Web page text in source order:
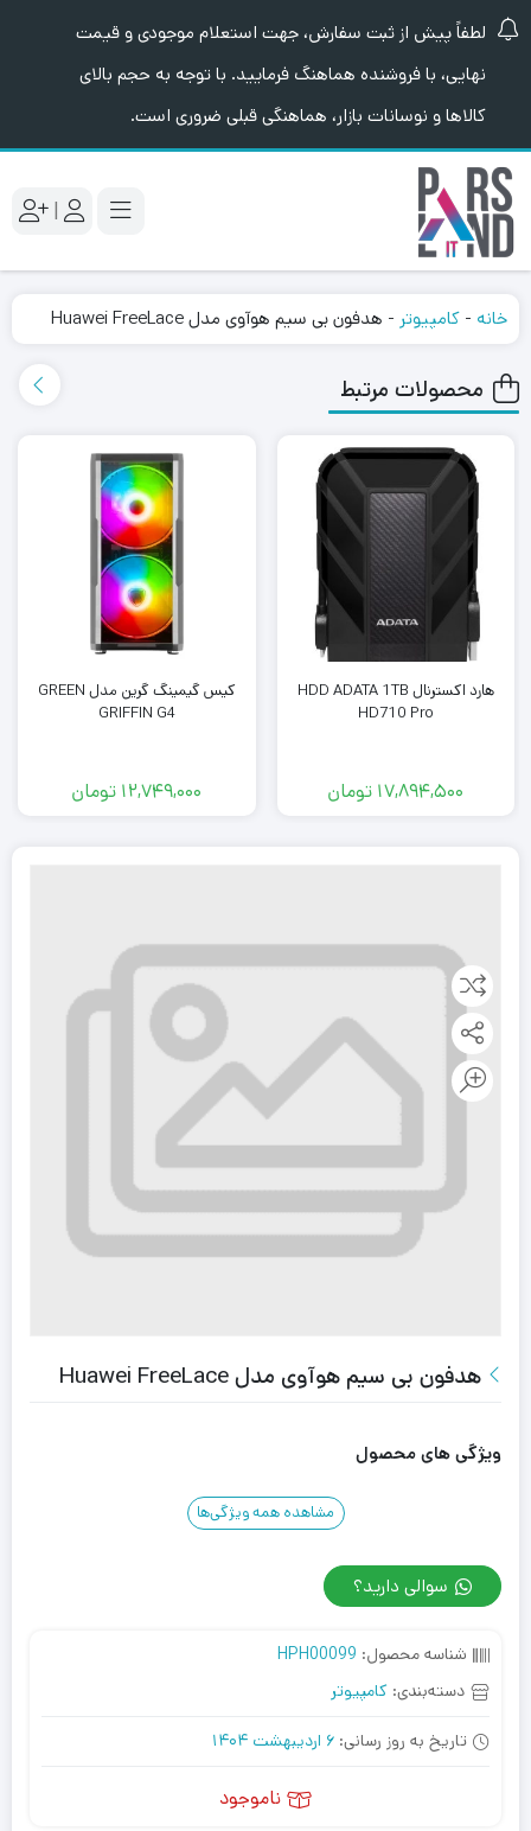
لطفاً پیش از ثبت سفارش، جهت استعلام موجودی و قیمت
نهایی، با فروشنده هماهنگ فرمایید. با توجه به حجم بالای
کالاها و نوسانات بازار، هماهنگی قبلی ضروری است.
|
خانه - کامپیوتر - هدفون بی سیم هوآوی مدل Huawei FreeLace
محصولات مرتبط
هارد اکسترنال HDD ADATA 1TB
HD710 Pro
17,894,500 تومان
کیس گیمینگ گرین مدل GREEN
GRIFFIN G4
12,749,000 تومان
هدفون بی سیم هوآوی مدل Huawei FreeLace
ویژگی های محصول
مشاهده همه ویژگی‌ها
سوالی دارید؟
شناسه محصول: HPH00099
دسته‌بندی: کامپیوتر
تاریخ به روز رسانی: 6 اردیبهشت 1404
ناموجود